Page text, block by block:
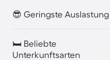
😎 Geringste Auslastung
🛏️ Beliebte
Unterkunftsarten